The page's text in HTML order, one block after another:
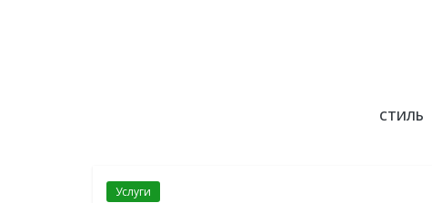
СТИЛЬ
Услуги